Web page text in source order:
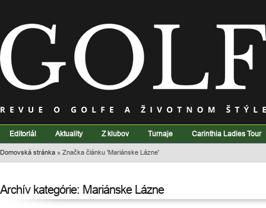
Editoriál Aktuality Z klubov Turnaje Carinthia Ladies Tour
Domovská stránka » Značka článku 'Mariánske Lázne'
Archív kategórie: Mariánske Lázne